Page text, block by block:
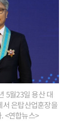
5월23일 용산 대
은탑산업훈장을
<연합뉴스>